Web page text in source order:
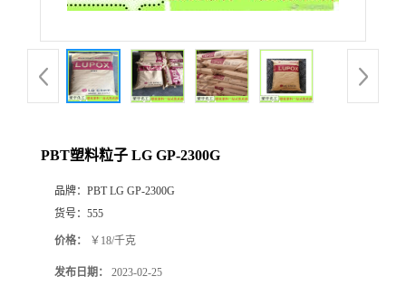
PBT塑料粒子 LG GP-2300G
品牌： PBT LG GP-2300G
货号： 555
价格： ￥18/千克
发布日期： 2023-02-25